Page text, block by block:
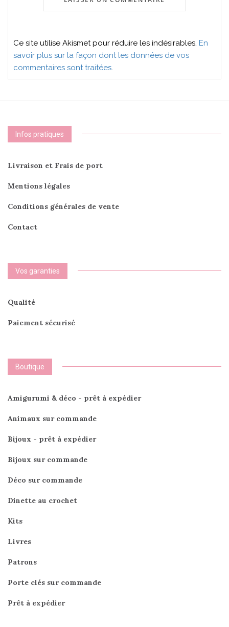
Ce site utilise Akismet pour réduire les indésirables. En
savoir plus sur la façon dont les données de vos
commentaires sont traitées.
Infos pratiques
Livraison et Frais de port
Mentions légales
Conditions générales de vente
Contact
Vos garanties
Qualité
Paiement sécurisé
Boutique
Amigurumi & déco - prêt à expédier
Animaux sur commande
Bijoux - prêt à expédier
Bijoux sur commande
Déco sur commande
Dinette au crochet
Kits
Livres
Patrons
Porte clés sur commande
Prêt à expédier